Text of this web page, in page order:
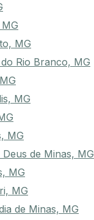
MG
Rio Branco, MG
MG
MG
de Minas, MG
MG
MG
de Minas, MG